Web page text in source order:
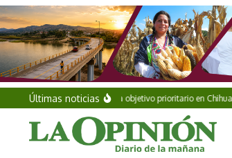
Saltar al contenido
Últimas noticias
Vinculan a proceso a objetivo prioritario en Chihuahua